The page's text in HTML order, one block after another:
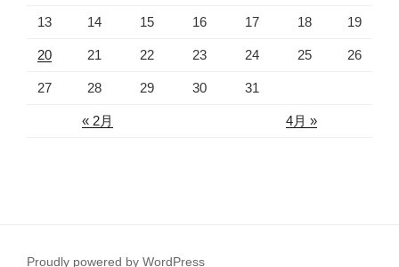
« 2月 4月 »
13 14 15 16 17 18 19
20 21 22 23 24 25 26
27 28 29 30 31
Proudly powered by WordPress